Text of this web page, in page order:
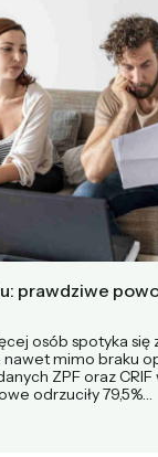
prawdziwe
osób spotyka się
nawet mimo braku
ZPF oraz
odrzuciły 79,5%…